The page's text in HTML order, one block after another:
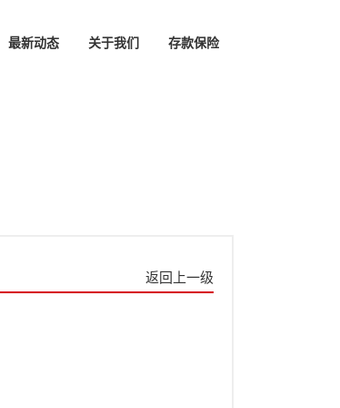
最新动态 关于我们 存款保险
返回上一级